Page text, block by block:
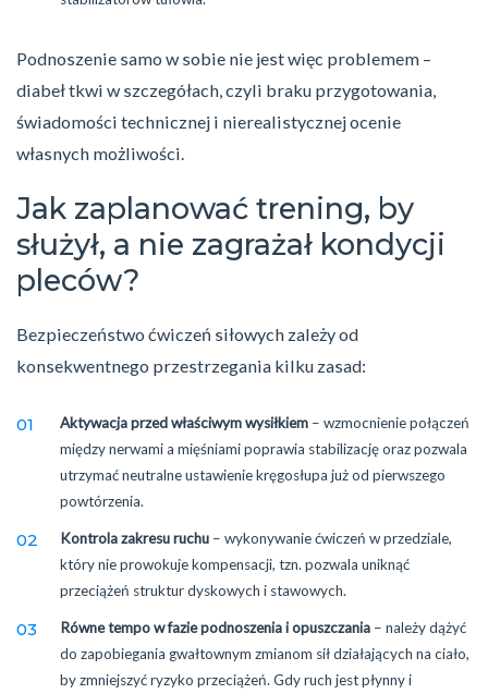
Podnoszenie samo w sobie nie jest więc problemem –
diabeł tkwi w szczegółach, czyli braku przygotowania,
świadomości technicznej i nierealistycznej ocenie
własnych możliwości.
Jak zaplanować trening, by
służył, a nie zagrażał kondycji
pleców?
Bezpieczeństwo ćwiczeń siłowych zależy od
konsekwentnego przestrzegania kilku zasad:
Aktywacja przed właściwym wysiłkiem – wzmocnienie połączeń
między nerwami a mięśniami poprawia stabilizację oraz pozwala
utrzymać neutralne ustawienie kręgosłupa już od pierwszego
powtórzenia.
Kontrola zakresu ruchu – wykonywanie ćwiczeń w przedziale,
który nie prowokuje kompensacji, tzn. pozwala uniknąć
przeciążeń struktur dyskowych i stawowych.
Równe tempo w fazie podnoszenia i opuszczania – należy dążyć
do zapobiegania gwałtownym zmianom sił działających na ciało,
by zmniejszyć ryzyko przeciążeń. Gdy ruch jest płynny i